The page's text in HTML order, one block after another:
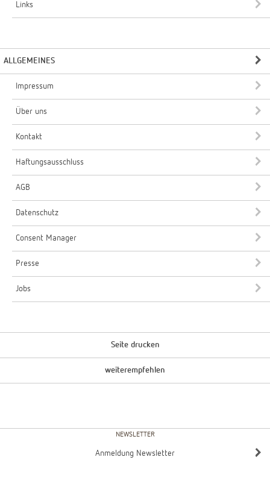
Links
ALLGEMEINES
Impressum
Über uns
Kontakt
Haftungsausschluss
AGB
Datenschutz
Consent Manager
Presse
Jobs
Seite drucken
weiterempfehlen
NEWSLETTER
Anmeldung Newsletter